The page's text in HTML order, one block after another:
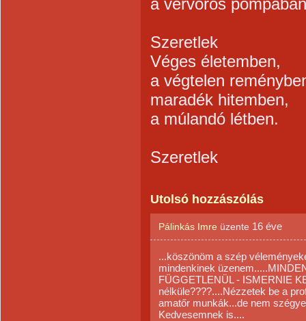
a vérvörös
Szeretlek
Véges életemben,
a végtelen
maradék hitemben,
a múlandó létben.
Szeretlek
Utolsó hozzászólás
Pálinkás Imre üzente 16 éve
...köszönöm a szép
mindenkinek
FÜGGETLENÜL - ISMERNIE
nélküle????....Nézzetek be a
amatőr munkák...de nem
Kedvesemnek is....